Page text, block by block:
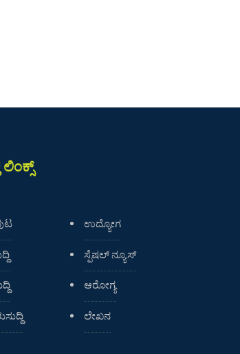
ಉದ್ಯೋಗ
ಸ್ಪೆಷಲ್ ನ್ಯೂಸ್
ಆರೋಗ್ಯ
ಲೇಖನ